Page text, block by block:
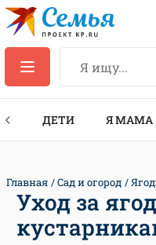
ДЕТИ Я МАМА
Главная Сад и огород
Уход за